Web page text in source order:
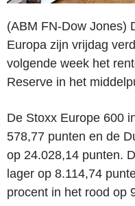
(ABM FN-Dow Jones)
Europa zijn vrijdag
volgende week het
Reserve in het
De Stoxx Europe 600
578,77 punten en de
op 24.028,14 punten.
lager op 8.114,74
procent in het rood op